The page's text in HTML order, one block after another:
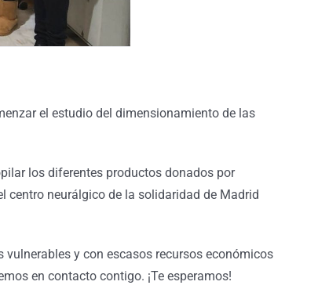
el estudio del dimensionamiento de las
los diferentes productos donados por
centro neurálgico de la solidaridad de Madrid
y con escasos recursos económicos
en contacto contigo. ¡Te esperamos!